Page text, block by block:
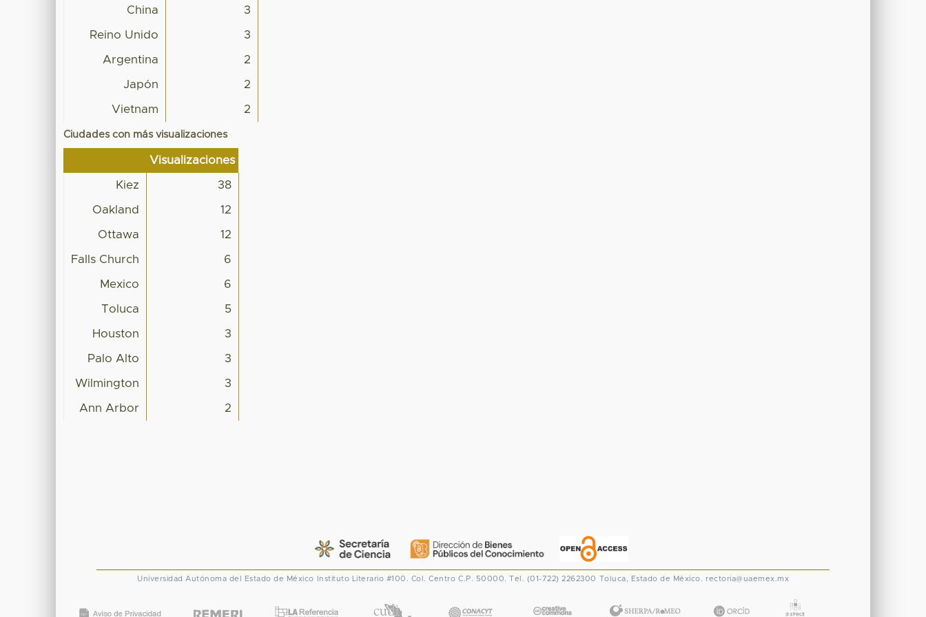
China 3
Reino Unido 3
Argentina 2
Japón 2
Vietnam 2
Ciudades con más visualizaciones
Visualizaciones
Kiez 38
Oakland 12
Ottawa 12
Falls Church 6
Mexico 6
Toluca 5
Houston 3
Palo Alto 3
Wilmington 3
Ann Arbor 2
Universidad Autónoma del Estado de México Instituto Literario #100. Col. Centro C.P. 50000. Tel. (01-722) 2262300 Toluca, Estado de México. rectoria@uaemex.mx